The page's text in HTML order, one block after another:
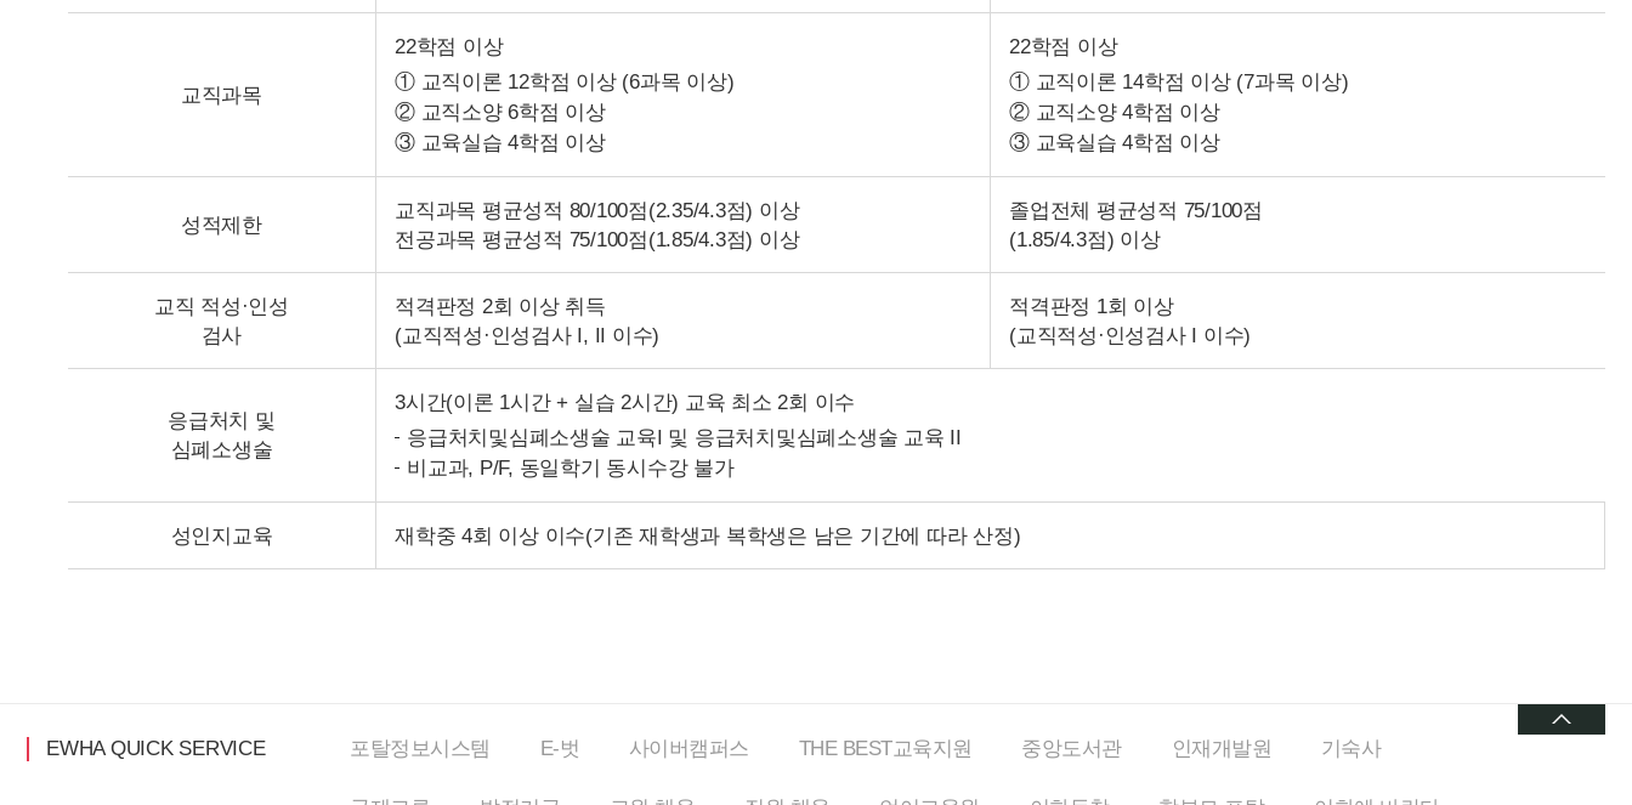
교직과목
22학점 이상
① 교직이론 12학점 이상 (6과목 이상)
② 교직소양 6학점 이상
③ 교육실습 4학점 이상
22학점 이상
① 교직이론 14학점 이상 (7과목 이상)
② 교직소양 4학점 이상
③ 교육실습 4학점 이상
성적제한
교직과목 평균성적 80/100점(2.35/4.3점) 이상
전공과목 평균성적 75/100점(1.85/4.3점) 이상
졸업전체 평균성적 75/100점
(1.85/4.3점) 이상
교직 적성·인성
검사
적격판정 2회 이상 취득
(교직적성·인성검사 I, II 이수)
적격판정 1회 이상
(교직적성·인성검사 I 이수)
응급처치 및
심폐소생술
3시간(이론 1시간 + 실습 2시간) 교육 최소 2회 이수
응급처치및심폐소생술 교육I 및 응급처치및심폐소생술 교육 II
비교과, P/F, 동일학기 동시수강 불가
성인지교육 재학중 4회 이상 이수(기존 재학생과 복학생은 남은 기간에 따라 산정)
EWHA QUICK SERVICE 포탈정보시스템 E-벗 사이버캠퍼스 THE BEST교육지원 중앙도서관 인재개발원 기숙사